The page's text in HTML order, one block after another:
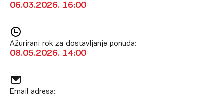
06.03.2026. 16:00
Ažurirani rok za dostavljanje ponuda:
08.05.2026. 14:00
Email adresa: